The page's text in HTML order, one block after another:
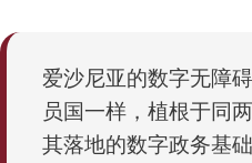
爱沙尼亚的数字无障
员国一样，植根于同
其落地的数字政务基